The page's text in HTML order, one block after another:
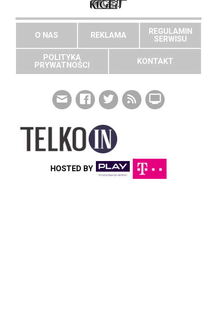
O NAS REKLAMA
REGULAMIN
SERWISU
POLITYKA
PRYWATNOŚCI
KONTAKT
HOSTED BY